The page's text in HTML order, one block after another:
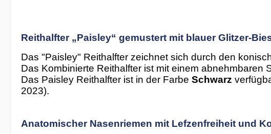
Reithalfter „Paisley“ gemustert mit blauer Glitzer-
Das "Paisley" Reithalfter zeichnet sich durch den
Das Kombinierte Reithalfter ist mit einem abnehmbaren
Das Paisley Reithalfter ist in der Farbe Schwarz
2023).
Anatomischer Nasenriemen mit Lefzenfreiheit und